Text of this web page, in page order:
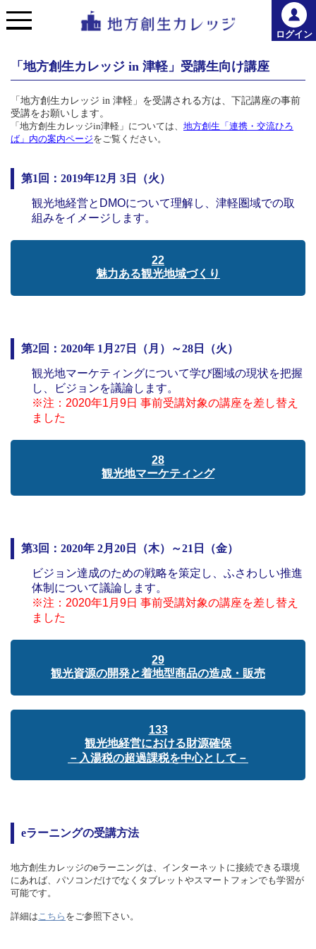
ログイン
「地方創生カレッジ in 津軽」受講生向け講座
「地方創生カレッジ in 津軽」を受講される方は、下記講座の事前
受講をお願いします。
「地方創生カレッジin津軽」については、 地方創生「連携・交流ひろ
ば」内の案内ページをご覧ください。
第1回：2019年12月 3日（火）
観光地経営とDMOについて理解し、津軽圏域での取
組みをイメージします。
22
魅力ある観光地域づくり
第2回：2020年 1月27日（月）～28日（火）
観光地マーケティングについて学び圏域の現状を把握
し、ビジョンを議論します。
※注：2020年1月9日 事前受講対象の講座を差し替え
ました
28
観光地マーケティング
第3回：2020年 2月20日（木）～21日（金）
ビジョン達成のための戦略を策定し、ふさわしい推進
体制について議論します。
※注：2020年1月9日 事前受講対象の講座を差し替え
ました
29
観光資源の開発と着地型商品の造成・販売
133
観光地経営における財源確保
－入湯税の超過課税を中心として－
eラーニングの受講方法
地方創生カレッジのeラーニングは、インターネットに接続できる環境
にあれば、パソコンだけでなくタブレットやスマートフォンでも学習が
可能です。
詳細はこちら をご参照下さい。